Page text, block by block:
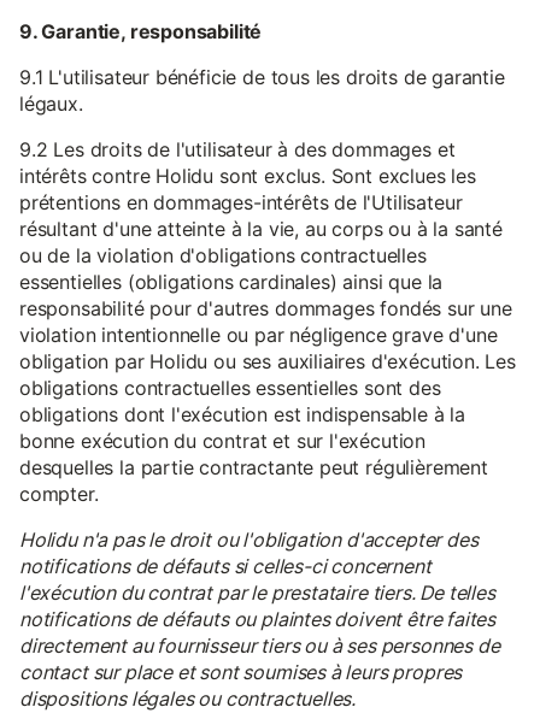
9. Garantie, responsabilité
9.1 L'utilisateur bénéficie de tous les droits de garantie
légaux.
9.2 Les droits de l'utilisateur à des dommages et
intérêts contre Holidu sont exclus. Sont exclues les
prétentions en dommages-intérêts de l'Utilisateur
résultant d'une atteinte à la vie, au corps ou à la santé
ou de la violation d'obligations contractuelles
essentielles (obligations cardinales) ainsi que la
responsabilité pour d'autres dommages fondés sur une
violation intentionnelle ou par négligence grave d'une
obligation par Holidu ou ses auxiliaires d'exécution. Les
obligations contractuelles essentielles sont des
obligations dont l'exécution est indispensable à la
bonne exécution du contrat et sur l'exécution
desquelles la partie contractante peut régulièrement
compter.
Holidu n'a pas le droit ou l'obligation d'accepter des
notifications de défauts si celles-ci concernent
l'exécution du contrat par le prestataire tiers. De telles
notifications de défauts ou plaintes doivent être faites
directement au fournisseur tiers ou à ses personnes de
contact sur place et sont soumises à leurs propres
dispositions légales ou contractuelles.